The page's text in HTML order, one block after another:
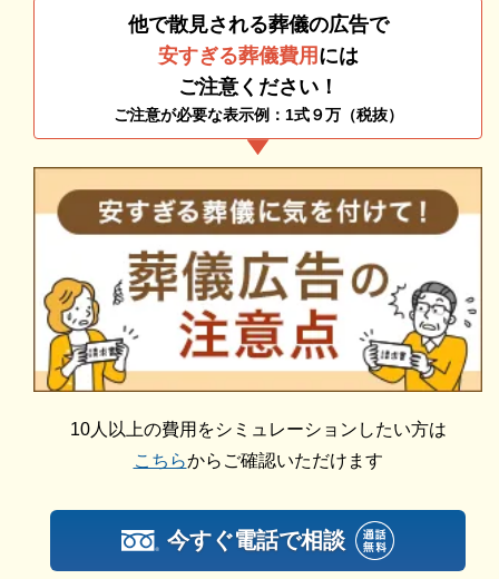
追加料金の心配がない総額費用を提示します
人数・式場・火葬場などの各種条件やご要望、ご事情
にあわせて、お見積りを作成いたします。葬儀を施行
する前に総額費用をご確認いただき、それぞれの内訳
をご説明します。その上で葬儀費用の総額にご納得い
ただいてから施行いたしますのでご安心ください。
身内だけではなく、生前故人と縁があった方はどなた
でも参列していただけます。
多くの方に故人を見送ってほしい人におすすめの葬儀
安芸高田市葬斎場「あじさい聖苑」の一日葬
一日葬とは、お通夜をせずに葬式と火葬を一日にまと
めた葬儀スタイルです。
遺族や参列者の負担を軽減したい方におすすめの葬儀
となっております。
安芸高田市葬斎場「あじさい聖苑」の家族葬
人数での葬儀スタイルのことです。
参列者の対応が少ないため、故人との最期の時間をゆ
親しい方のみで故人をゆっくり偲びたい方におすすめ
の葬儀形態です。
他で散見される葬儀の広告で
安すぎる葬儀費用 には
ご注意ください！
ご注意が必要な表示例：1式９万（税抜）
10人以上の費用をシミュレーションしたい方は
こちらからご確認いただけます
今すぐ電話で相談